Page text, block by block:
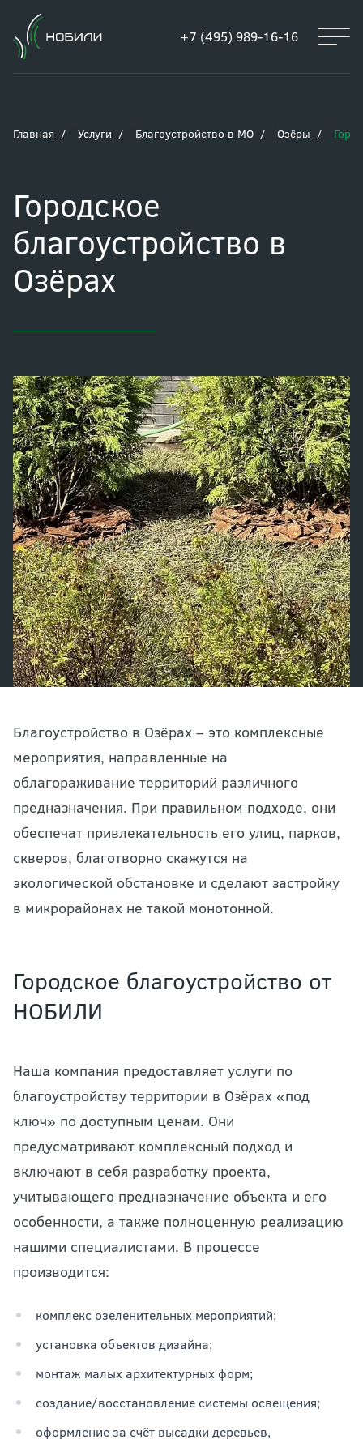
+7 (495) 989-16-16
Главная Услуги Благоустройство в МО Озёры
Городское
благоустройство в
Озёрах
Благоустройство в Озёрах – это комплексные
мероприятия, направленные на
облагораживание территорий различного
предназначения. При правильном подходе, они
обеспечат привлекательность его улиц, парков,
скверов, благотворно скажутся на
экологической обстановке и сделают застройку
в микрорайонах не такой монотонной.
Городское благоустройство от
НОБИЛИ
Наша компания предоставляет услуги по
благоустройству территории в Озёрах «под
ключ» по доступным ценам. Они
предусматривают комплексный подход и
включают в себя разработку проекта,
учитывающего предназначение объекта и его
особенности, а также полноценную реализацию
нашими специалистами. В процессе
производится:
комплекс озеленительных мероприятий;
установка объектов дизайна;
монтаж малых архитектурных форм;
создание/восстановление системы освещения;
оформление за счёт высадки деревьев,